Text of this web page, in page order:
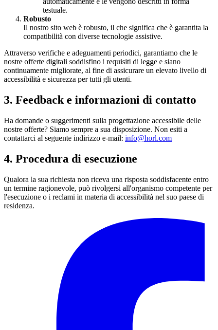
testuale.
Robusto
Il nostro sito web è robusto, il che significa che è garantita la
compatibilità con diverse tecnologie assistive.
Attraverso verifiche e adeguamenti periodici, garantiamo che le
nostre offerte digitali soddisfino i requisiti di legge e siano
continuamente migliorate, al fine di assicurare un elevato livello di
accessibilità e sicurezza per tutti gli utenti.
3. Feedback e informazioni di contatto
Ha domande o suggerimenti sulla progettazione accessibile delle
nostre offerte? Siamo sempre a sua disposizione. Non esiti a
contattarci al seguente indirizzo e-mail: info@horl.com
4. Procedura di esecuzione
Qualora la sua richiesta non riceva una risposta soddisfacente entro
un termine ragionevole, può rivolgersi all'organismo competente per
l'esecuzione o i reclami in materia di accessibilità nel suo paese di
residenza.